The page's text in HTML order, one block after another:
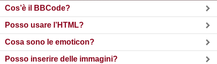
Cos’è il BBCode?
Posso usare l’HTML?
Cosa sono le emoticon?
Posso inserire delle immagini?